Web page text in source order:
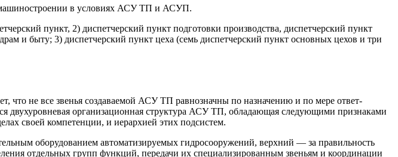
машиностроении в усло­виях АСУ ТП и АСУП.
пункт, 2) диспетчерский пункт подготов­ки производства, диспетчерский пункт
и быту; 3) диспетчерский пункт цеха (семь диспетчерский пункт основных цехов и три
что не все звенья создаваемой АСУ ТП рав­нозначны по назначению и по мере ответ­
двухуровневая организационная структура АСУ ТП, обладающая следующими призна­ками
своей компетенции, и иерархией этих подсистем.
оборудованием автома­тизируемых гидросооружений, верхний — за правильность
отдельных групп функций, передачи их специализиро­ванным звеньям и координации